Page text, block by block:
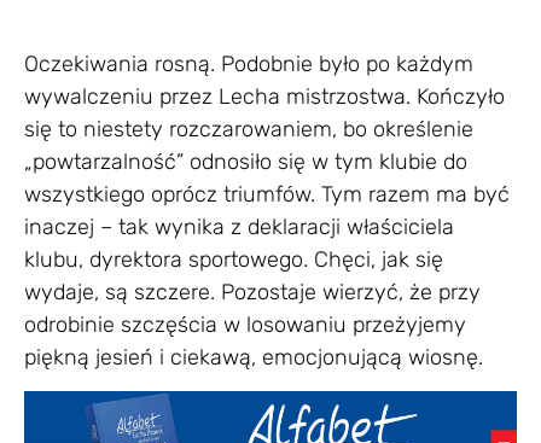
Oczekiwania rosną. Podobnie było po każdym
wywalczeniu przez Lecha mistrzostwa. Kończyło
się to niestety rozczarowaniem, bo określenie
„powtarzalność” odnosiło się w tym klubie do
wszystkiego oprócz triumfów. Tym razem ma być
inaczej – tak wynika z deklaracji właściciela
klubu, dyrektora sportowego. Chęci, jak się
wydaje, są szczere. Pozostaje wierzyć, że przy
odrobinie szczęścia w losowaniu przeżyjemy
piękną jesień i ciekawą, emocjonującą wiosnę.